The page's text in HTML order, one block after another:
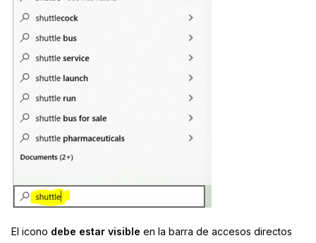
El icono debe estar visible en la barra de accesos directos